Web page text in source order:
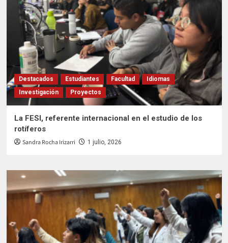
Destacados Estudiantes Facultad
Idiomas
Investigación
Proyectos
La FESI, referente internacional en el estudio de los
rotíferos
Sandra Rocha Irizarri 1 julio, 2026